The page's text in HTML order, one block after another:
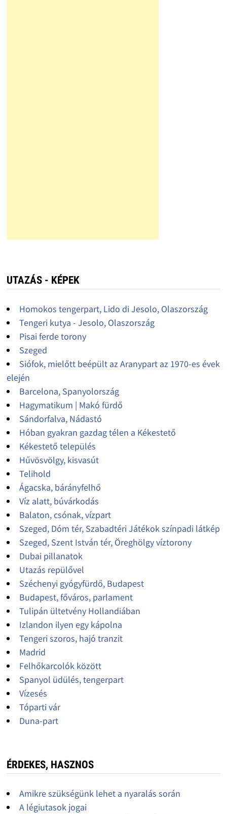
UTAZÁS - KÉPEK
Homokos tengerpart, Lido di Jesolo, Olaszország
Tengeri kutya - Jesolo, Olaszország
Pisai ferde torony
Szeged
Siófok, mielőtt beépült az Aranypart az 1970-es évek
elején
Barcelona, Spanyolország
Hagymatikum | Makó fürdő
Sándorfalva, Nádastó
Hóban gyakran gazdag télen a Kékestető
Kékestető település
Hűvösvölgy, kisvasút
Telihold
Ágacska, bárányfelhő
Víz alatt, búvárkodás
Balaton, csónak, vízpart
Szeged, Dóm tér, Szabadtéri Játékok színpadi látkép
Szeged, Szent István tér, Öreghölgy víztorony
Dubai pillanatok
Utazás repülővel
Széchenyi gyógyfürdő, Budapest
Budapest, főváros, parlament
Tulipán ültetvény Hollandiában
Izlandon ilyen egy kápolna
Tengeri szoros, hajó tranzit
Madrid
Felhőkarcolók között
Spanyol üdülés, tengerpart
Vízesés
Tóparti vár
Duna-part
ÉRDEKES, HASZNOS
Amikre szükségünk lehet a nyaralás során
A légiutasok jogai